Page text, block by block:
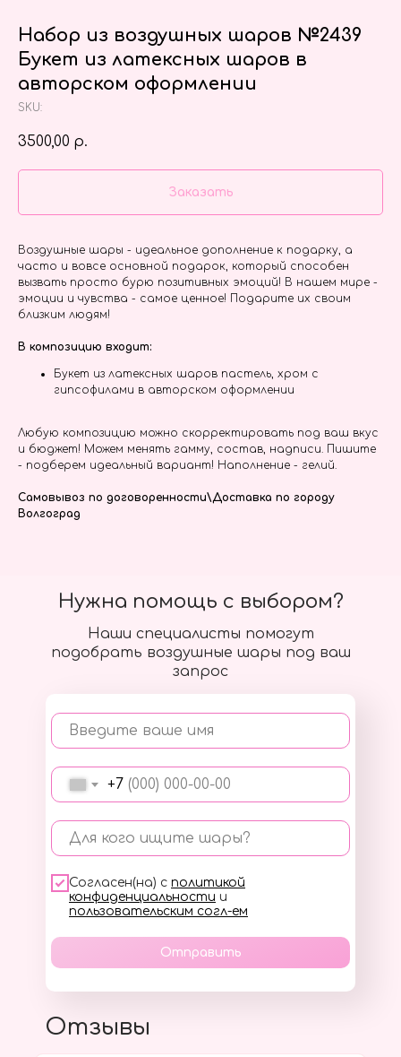
Набор из воздушных шаров №2439
Букет из латексных шаров в
авторском оформлении
SKU:
3500,00 р.
Заказать
Воздушные шары - идеальное дополнение к подарку, а
часто и вовсе основной подарок, который способен
вызвать просто бурю позитивных эмоций! В нашем мире -
эмоции и чувства - самое ценное! Подарите их своим
близким людям!
В композицию входит:
Букет из латексных шаров пастель, хром с
гипсофилами в авторском оформлении
Любую композицию можно скорректировать под ваш вкус
и бюджет! Можем менять гамму, состав, надписи. Пишите
- подберем идеальный вариант! Наполнение - гелий.
Самовывоз по договоренности\Доставка по городу
Волгоград
Наши специалисты помогут
подобрать воздушные шары под ваш
запрос
Введите ваше имя
+7
Для кого ищите шары?
Согласен(на) с политикой
конфиденциальности и
пользовательским согл-ем
Отправить
Нужна помощь с выбором?
Отзывы